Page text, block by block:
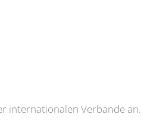
internationalen Verbände an.